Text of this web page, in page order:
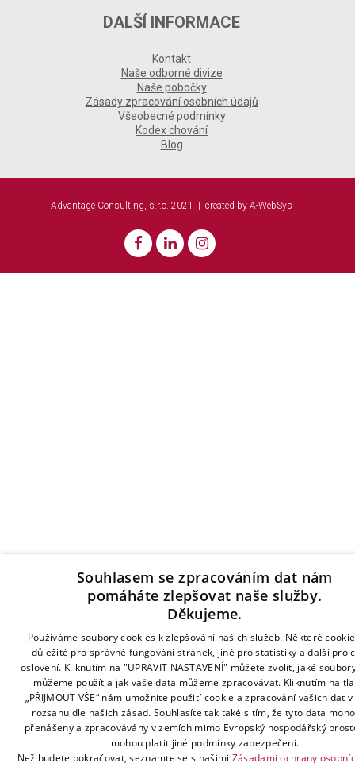
DALŠÍ INFORMACE
Kontakt
Naše odborné divize
Naše pobočky
Zásady zpracování osobních údajů
Všeobecné podmínky
Kodex chování
Blog
Advantage Consulting, s.r.o. 2021 | created by A-WebSys
Souhlasem se zpracováním dat nám
pomáháte zlepšovat naše služby.
Děkujeme.
Používáme soubory cookies k zlepšování našich služeb. Některé
důležité pro správné fungování stránek, jiné pro statistiky a další pro
oslovení. Kliknutím na "UPRAVIT NASTAVENÍ" můžete zvolit, jaké
můžeme použít a jak vaše data můžeme zpracovávat. Kliknutím na
„PŘIJMOUT VŠE“ nám umožníte použití cookie a zpracování vašich dat
rozsahu dle našich zásad. Souhlasíte tak také s tím, že tyto data
přenášeny a zpracovávány v zemích mimo Evropský hospodářský
mohou platit jiné podmínky zabezpečení.
Než budete pokračovat, seznamte se s našimi Zásadami ochrany